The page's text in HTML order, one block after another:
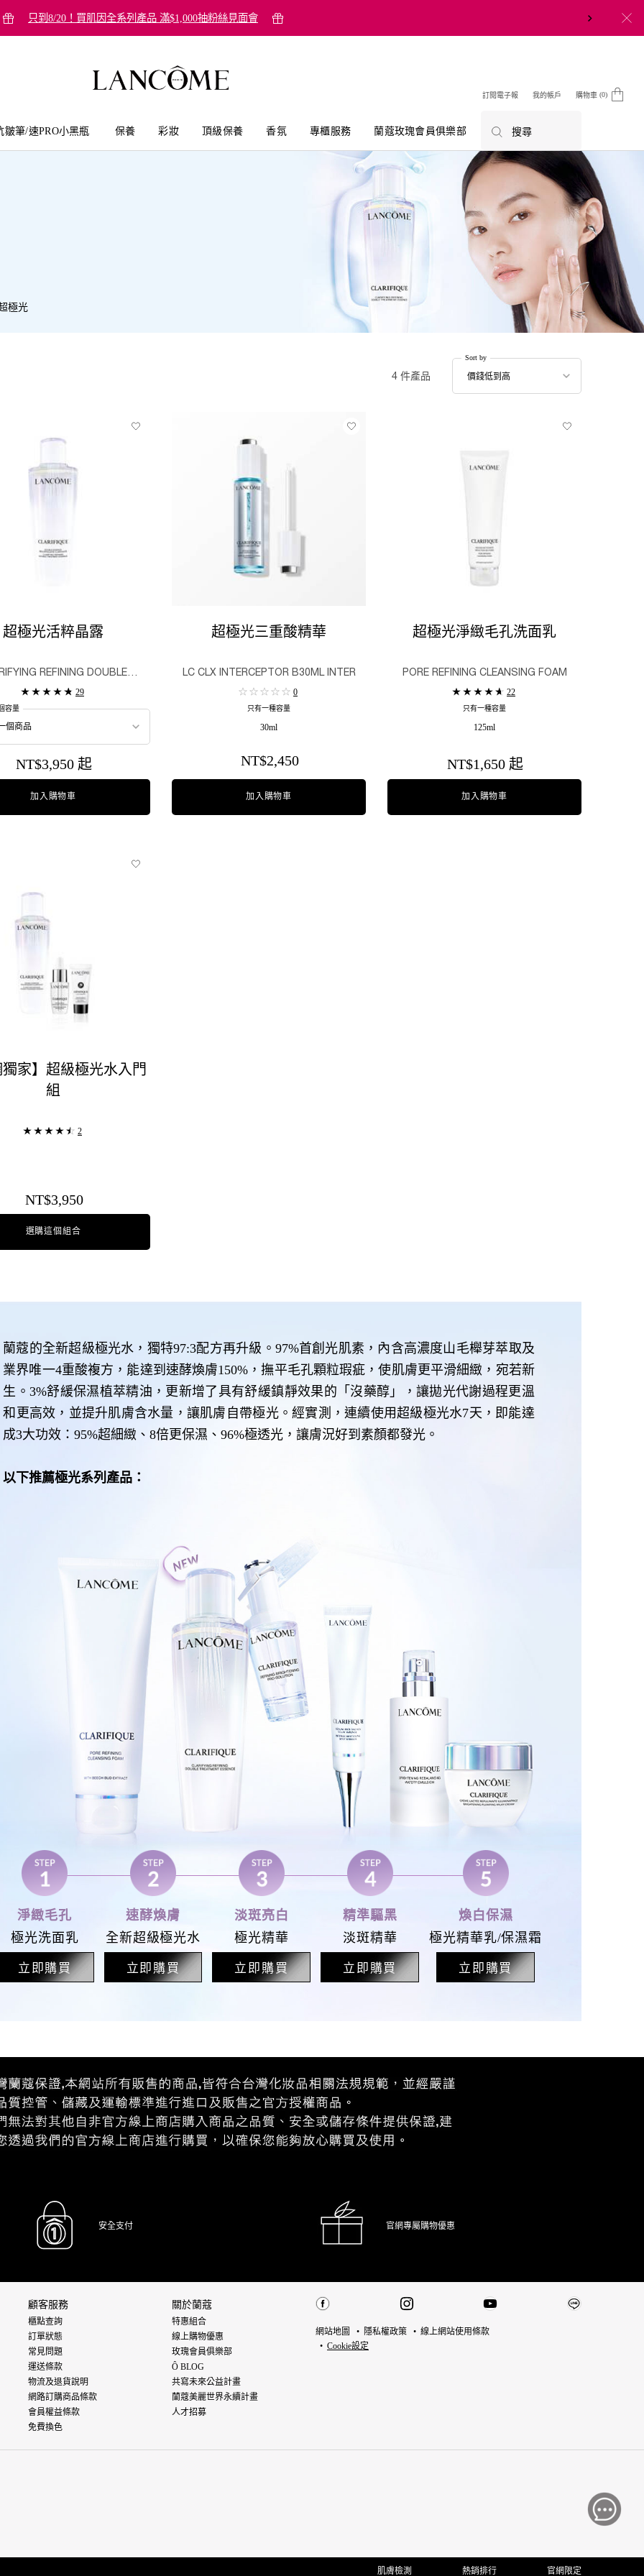
只到8/20！買肌因全系列產品 滿$1,000抽粉絲見面會
訂閱電子報 我的帳戶 購物車 0
0 product in cart
皺筆/速PRO小黑瓶 保養 彩妝 頂級保養 香氛 專櫃服務 蘭蔻玫瑰會員俱樂部 搜尋
極光
4 件產品
Sort by
價錢低到高
Sort by
超極光活粹晶露
REFINING DOUBLE
ESSENCE
29
容量
NT$3,950 起
加入購物車
超極光三重酸精華
LC CLX INTERCEPTOR B30ML INTER
0
只有一種容量
30ml
NT$2,450
加入購物車
超極光淨緻毛孔洗面乳
PORE REFINING CLEANSING FOAM
22
只有一種容量
125ml
NT$1,650 起
加入購物車
家】超級極光水入門
組
2
NT$3,950
選購這個組合
蘭蔻的全新超級極光水，獨特97:3配方再升級。97%首創光肌素，內含高濃度山毛櫸芽萃取及
業界唯一4重酸複方，能達到速酵煥膚150%，撫平毛孔顆粒瑕疵，使肌膚更平滑細緻，宛若新
生。3%舒緩保濕植萃精油，更新增了具有舒緩鎮靜效果的「沒藥醇」，讓拋光代謝過程更溫
和更高效，並提升肌膚含水量，讓肌膚自帶極光。經實測，連續使用超級極光水7天，即能達
成3大功效：95%超細緻、8倍更保濕、96%極透光，讓膚況好到素顏都發光。
以下推薦極光系列產品：
淨緻毛孔
極光洗面乳
立即購買
速酵煥膚
全新超級極光水
立即購買
淡斑亮白
極光精華
立即購買
精準驅黑
淡斑精華
立即購買
煥白保濕
極光精華乳/保濕霜
立即購買
安全支付 官網專屬購物優惠
顧客服務
櫃點查詢
訂單狀態
常見問題
運送條款
物流及退貨說明
網路訂購商品條款
會員權益條款
免費換色
關於蘭蔻
特惠組合
線上購物優惠
玫瑰會員俱樂部
Ô BLOG
共寫未來公益計畫
蘭蔻美麗世界永續計畫
人才招募
網站地圖 隱私權政策
線上網站使用條款
Cookie設定
肌膚檢測 熱銷排行 官網限定